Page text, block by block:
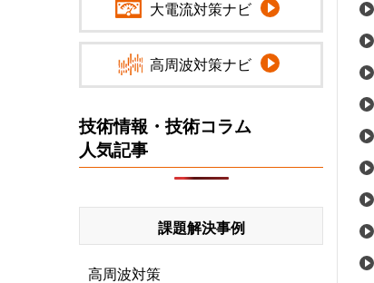
大電流対策ナビ
高周波対策ナビ
技術情報・技術コラム
人気記事
課題解決事例
高周波対策